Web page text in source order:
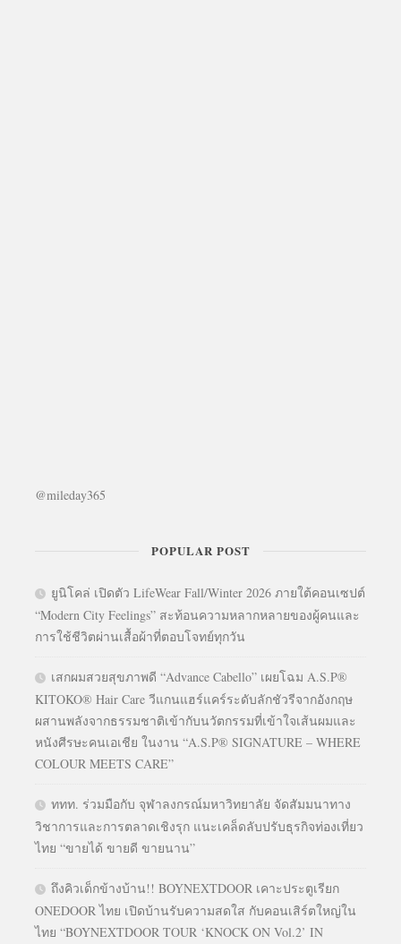
@mileday365
POPULAR POST
ยูนิโคล่ เปิดตัว LifeWear Fall/Winter 2026 ภายใต้คอนเซปต์
“Modern City Feelings” สะท้อนความหลากหลายของผู้คนและ
การใช้ชีวิตผ่านเสื้อผ้าที่ตอบโจทย์ทุกวัน
เสกผมสวยสุขภาพดี “Advance Cabello” เผยโฉม A.S.P®
KITOKO® Hair Care วีแกนแฮร์แคร์ระดับลักชัวรีจากอังกฤษ
ผสานพลังจากธรรมชาติเข้ากับนวัตกรรมที่เข้าใจเส้นผมและ
หนังศีรษะคนเอเชีย ในงาน “A.S.P® SIGNATURE – WHERE
COLOUR MEETS CARE”
ททท. ร่วมมือกับ จุฬาลงกรณ์มหาวิทยาลัย จัดสัมมนาทาง
วิชาการและการตลาดเชิงรุก แนะเคล็ดลับปรับธุรกิจท่องเที่ยว
ไทย “ขายได้ ขายดี ขายนาน”
ถึงคิวเด็กข้างบ้าน!! BOYNEXTDOOR เคาะประตูเรียก
ONEDOOR ไทย เปิดบ้านรับความสดใส กับคอนเสิร์ตใหญ่ใน
ไทย “BOYNEXTDOOR TOUR ‘KNOCK ON Vol.2’ IN